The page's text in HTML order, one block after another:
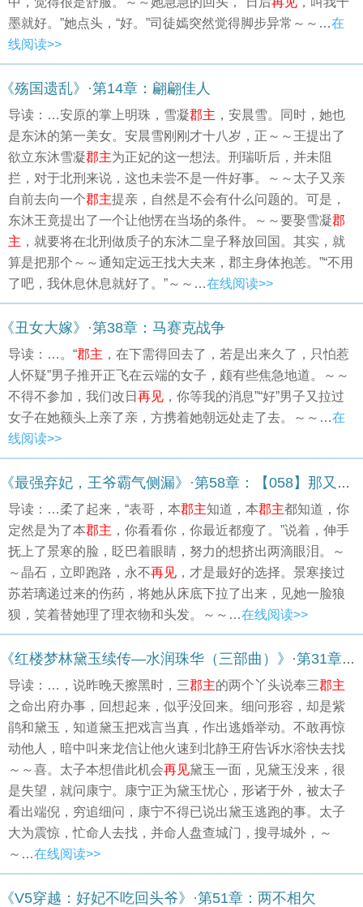
墨就好。”她点头，“好。”司徒嫣突然觉得脚步异常～～…在
线阅读>>
《殇国遗乱》·第14章：翩翩佳人
导读：…安原的掌上明珠，雪凝郡主 ，安晨雪。同时，她也
是东沐的第一美女。安晨雪刚刚才十八岁，正～～王提出了
欲立东沐雪凝郡主为正妃的这一想法。刑瑞听后，并未阻
拦，对于北刑来说，这也未尝不是一件好事。～～太子又亲
自前去向一个郡主提亲，自然是不会有什么问题的。可是，
东沐王竟提出了一个让他愣在当场的条件。～～要娶雪凝郡
主 ，就要将在北刑做质子的东沐二皇子释放回国。其实，就
算是把那个～～通知定远王找大夫来，郡主身体抱恙。”“不用
了吧，我休息休息就好了。”～～…在线阅读>>
《丑女大嫁》·第38章：马赛克战争
导读：…。“郡主 ，在下需得回去了，若是出来久了，只怕惹
人怀疑”男子推开正飞在云端的女子，颇有些焦急地道。～～
不得不参加，我们改日 再见 ，你等我的消息”“好”男子又拉过
女子在她额头上亲了亲，方携着她朝远处走了去。～～…在
线阅读>>
《最强弃妃，王爷霸气侧漏》·第58章：【058】那又如何？
导读：…柔了起来，“表哥，本郡主知道，本郡主都知道，你
定然是为了本郡主 ，你看看你，你最近都瘦了。”说着，伸手
抚上了景寒的脸，眨巴着眼睛，努力的想挤出两滴眼泪。～
～晶石，立即跑路，永不再见 ，才是最好的选择。景寒接过
苏若璃递过来的伤药，将她从床底下拉了出来，见她一脸狼
狈，笑着替她理了理衣物和头发。～～…在线阅读>>
《红楼梦林黛玉续传—水润珠华（三部曲）》·第31章：二十四 遇雪雁黛玉出城门 惊事变水溶搜贾府(2)
导读：…，说昨晚天擦黑时，三郡主的两个丫头说奉三郡主
之命出府办事，回想起来，似乎没回来。细问形容，却是紫
鹃和黛玉，知道黛玉把戏言当真，作出逃婚举动。不敢再惊
动他人，暗中叫来龙信让他火速到北静王府告诉水溶快去找
～～喜。太子本想借此机会再见黛玉一面，见黛玉没来，很
是失望，就问康宁。康宁正为黛玉忧心，形诸于外，被太子
看出端倪，穷追细问，康宁不得已说出黛玉逃跑的事。太子
大为震惊，忙命人去找，并命人盘查城门，搜寻城外，～
～…在线阅读>>
《V5穿越：好妃不吃回头爷》·第51章：两不相欠